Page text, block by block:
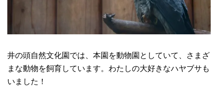
井の頭自然文化園では、本園を動物園としていて、さまざ
まな動物を飼育しています。わたしの大好きなハヤブサも
いました！